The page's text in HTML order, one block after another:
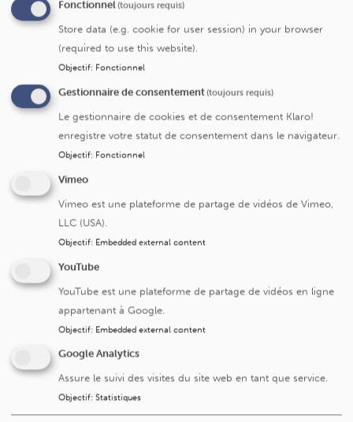
universitaires Saint-Luc sont présents durant la journée
pour informer les parents de l'évolution et des progrès de
leur enfant. N'hésitez pas à leur poser toutes vos
questions.
La famille, les proches et les amis
Ceux-ci peuvent également venir chaque jour, avec les
parents de l'enfant, de 16h30 à 17h30. Cependant, nous
limitons le nombre de visiteurs à deux personnes par
tranche horaire (les parents plus deux personnes
extérieures maximum).
Afin de respecter le bien-être du bébé et de ses voisins, le
nombre de personnes présentes au chevet de l'enfant est
limité à deux à la fois, soit un parent et un accompagnant.
Il va de soi que les visiteurs ne seront ni malades ni
enrhumés et respecteront, eux aussi, l’intimité des autres
bébés. Sachez aussi que lors de soins ou situations
visites peuvent être interrompues ou élargies. Ces
décisions rares ne sont prises que par l’infirmière ou le
médecin.
Fonctionnel(toujours requis)
Store data (e.g. cookie for user session) in your browser
(required to use this website).
Objectif: Fonctionnel
Gestionnaire de consentement(toujours requis)
Le gestionnaire de cookies et de consentement Klaro!
enregistre votre statut de consentement dans le navigateur.
Objectif: Fonctionnel
Vimeo
Vimeo est une plateforme de partage de vidéos de Vimeo,
LLC (USA).
Objectif: Embedded external content
YouTube
YouTube est une plateforme de partage de vidéos en ligne
appartenant à Google.
Objectif: Embedded external content
Google Analytics
Assure le suivi des visites du site web en tant que service.
Objectif: Statistiques